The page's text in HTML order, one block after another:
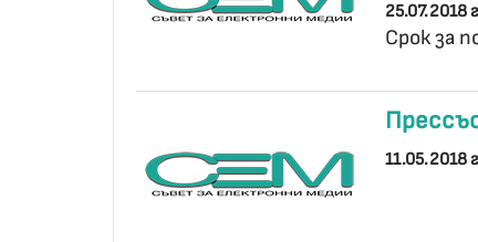
25.07.2018
Срок за
11.05.2018